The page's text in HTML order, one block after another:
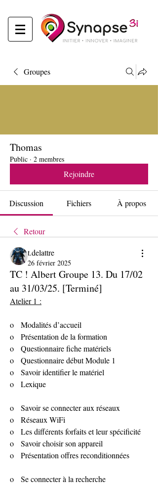
Groupes
Thomas
Public · 2 membres
Rejoindre
Discussion Fichiers À propos
Retour
t.delattre
26 février 2025
TC ! Albert Groupe 13. Du 17/02
au 31/03/25. [Terminé]
Atelier 1 :
o   Modalités d’accueil
o   Présentation de la formation
o   Questionnaire fiche matériels
o   Questionnaire début Module 1
o   Savoir identifier le matériel
o   Lexique
o   Savoir se connecter aux réseaux
o   Réseaux WiFi
o   Les différents forfaits et leur spécificité
o   Savoir choisir son appareil
o   Présentation offres reconditionnées
o   Se connecter à la recherche